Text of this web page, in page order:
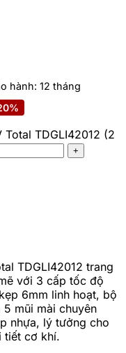
hành: 12 tháng
TDGLI42012 (2
TDGLI42012 trang
với 3 cấp tốc độ
6mm linh hoạt, bộ
mũi mài chuyên
nhựa, lý tưởng cho
tiết cơ khí.